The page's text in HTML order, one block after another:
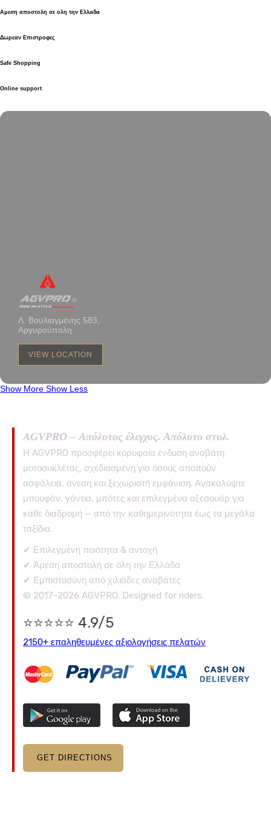
Αμεση αποστολη σε ολη την Ελλαδα
Δωρεαν Επιστροφες
Safe Shopping
Online support
Λ. Βουλιαγμένης 583,
Αργυρούπολη
VIEW LOCATION
Show More Show Less
AGVPRO – Απόλυτος έλεγχος. Απόλυτο στυλ.
Η AGVPRO προσφέρει κορυφαία ένδυση αναβάτη
μοτοσυκλέτας, σχεδιασμένη για όσους απαιτούν
ασφάλεια, άνεση και ξεχωριστή εμφάνιση. Ανακαλύψτε
μπουφάν, γάντια, μπότες και επιλεγμένα αξεσουάρ για
κάθε διαδρομή — από την καθημερινότητα έως τα μεγάλα
ταξίδια.
✔ Επιλεγμένη ποιότητα & αντοχή
✔ Άμεση αποστολή σε όλη την Ελλάδα
✔ Εμπιστοσύνη από χιλιάδες αναβάτες
© 2017–2026 AGVPRO. Designed for riders.
⭐⭐⭐⭐⭐ 4.9/5
2150+ επαληθευμένες αξιολογήσεις πελατών
GET DIRECTIONS